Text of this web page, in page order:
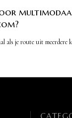
als je route uit meerdere